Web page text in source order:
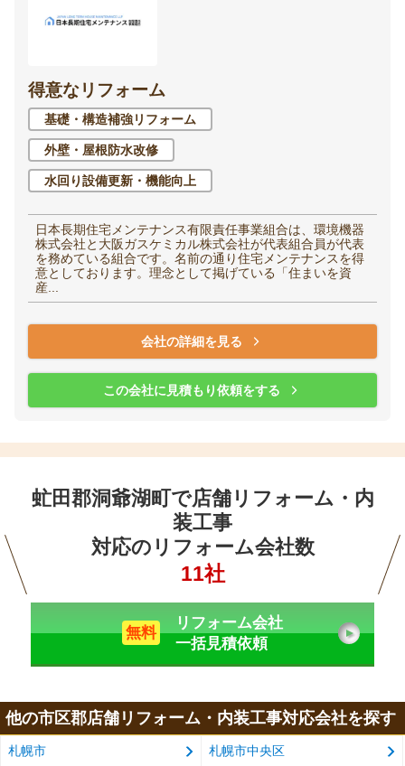
得意なリフォーム
基礎・構造補強リフォーム
外壁・屋根防水改修
水回り設備更新・機能向上
日本長期住宅メンテナンス有限責任事業組合は、環境機器
株式会社と大阪ガスケミカル株式会社が代表組合員が代表
を務めている組合です。名前の通り住宅メンテナンスを得
意としております。理念として掲げている「住まいを資
産...
会社の詳細を見る
この会社に見積もり依頼をする
虻田郡洞爺湖町で店舗リフォーム・内
装工事
対応のリフォーム会社数
11社
無料
リフォーム会社
一括見積依頼
他の市区郡店舗リフォーム・内装工事対応会社を探す
札幌市 札幌市中央区